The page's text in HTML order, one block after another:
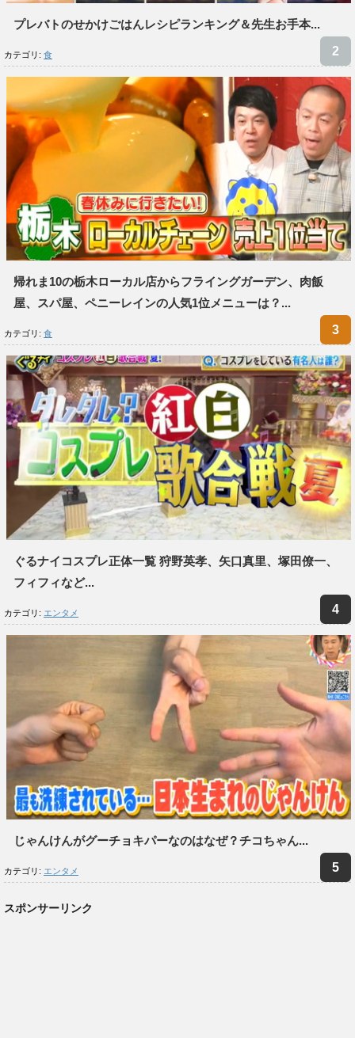
プレバトのせかけごはんレシピランキング＆先生お手本...
カテゴリ: 食
帰れま10の栃木ローカル店からフライングガーデン、肉飯
屋、スパ屋、ペニーレインの人気1位メニューは？...
カテゴリ: 食
ぐるナイコスプレ正体一覧 狩野英孝、矢口真里、塚田僚一、
フィフィなど...
カテゴリ: エンタメ
じゃんけんがグーチョキパーなのはなぜ？チコちゃん...
カテゴリ: エンタメ
スポンサーリンク